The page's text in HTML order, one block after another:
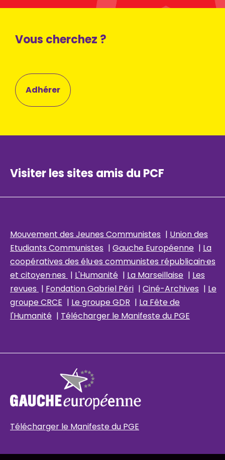
Vous cherchez ?
Adhérer
Visiter les sites amis du PCF
Mouvement des Jeunes Communistes | Union des
Etudiants Communistes | Gauche Européenne | La
coopératives des élu·es communistes républicain·es
et citoyen·nes | L'Humanité | La Marseillaise | Les
revues | Fondation Gabriel Péri | Ciné-Archives | Le
groupe CRCE | Le groupe GDR | La Fête de
l'Humanité | Télécharger le Manifeste du PGE
Télécharger le Manifeste du PGE